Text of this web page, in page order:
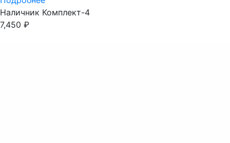
Наличник Комплект-4
7,450 ₽